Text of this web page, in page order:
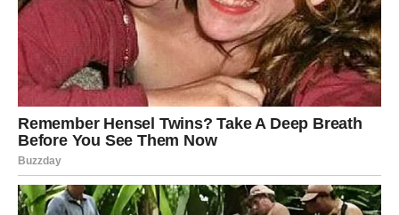
priznaje. Neko pokazuje emocije koje je dugo skrivao.
Petak je dan kada Vaga više ne sumnja u sebe. Vraća joj
se samopouzdanje, šarm i osećaj da je vredna svega što
želi.
Subota donosi Vagama emotivni vrhunac. Moguće je
pomirenje, početak nove veze, ili trenutak u kome shvata
da je konačno voljena na pravi način.